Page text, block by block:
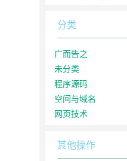
分类
广而告之
未分类
程序源码
空间与域名
网页技术
其他操作